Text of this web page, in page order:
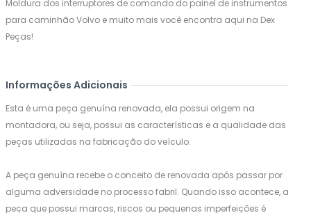
Moldura dos interruptores de comando do painel de instrumentos
para caminhão Volvo e muito mais você encontra aqui na Dex
Peças!
Informações Adicionais
Esta é uma peça genuína renovada, ela possui origem na
montadora, ou seja, possui as características e a qualidade das
peças utilizadas na fabricação do veículo.
A peça genuína recebe o conceito de renovada após passar por
alguma adversidade no processo fabril. Quando isso acontece, a
peça que possui marcas, riscos ou pequenas imperfeições é